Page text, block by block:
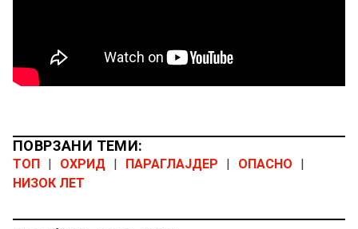
ПОВРЗАНИ ТЕМИ:
ТОП ОХРИД ПАРАГЛАЈДЕР ОПАСНО
НИЗОК ЛЕТ